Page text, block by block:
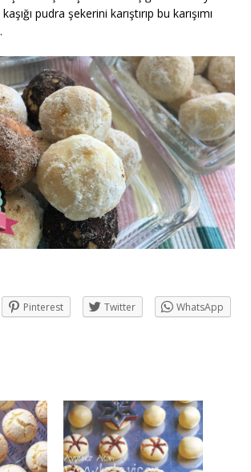
pudra şekerini karıştırıp bu karışımı
Pinterest Twitter
WhatsApp